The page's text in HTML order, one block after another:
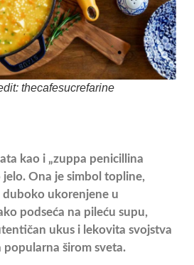
thecafesucrefarine
kao i „zuppa penicillina
jelo. Ona je simbol topline,
ukorenjene u
podseća na pileću supu,
ukus i lekovita svojstva
popularna širom sveta.